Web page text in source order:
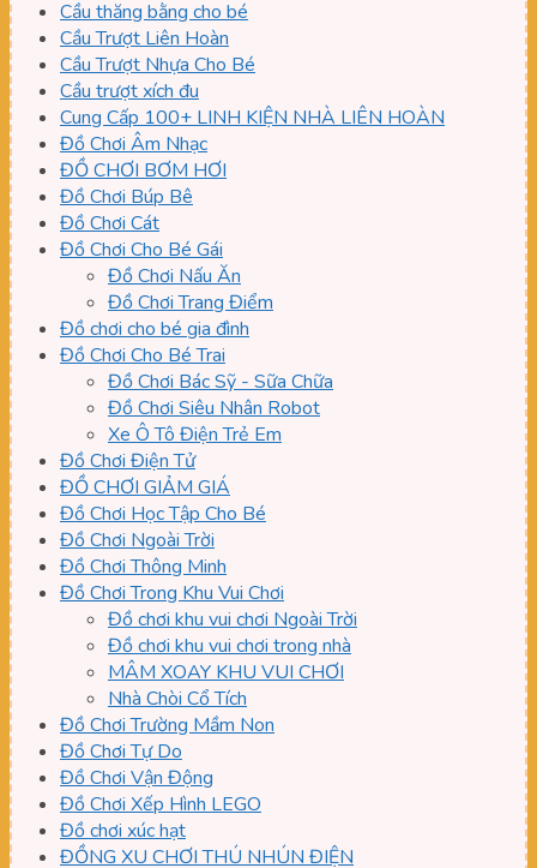
Cầu thăng bằng cho bé
Cầu Trượt Liên Hoàn
Cầu Trượt Nhựa Cho Bé
Cầu trượt xích đu
Cung Cấp 100+ LINH KIỆN NHÀ LIÊN HOÀN
Đồ Chơi Âm Nhạc
ĐỒ CHƠI BƠM HƠI
Đồ Chơi Búp Bê
Đồ Chơi Cát
Đồ Chơi Cho Bé Gái
Đồ Chơi Nấu Ăn
Đồ Chơi Trang Điểm
Đồ chơi cho bé gia đình
Đồ Chơi Cho Bé Trai
Đồ Chơi Bác Sỹ - Sữa Chữa
Đồ Chơi Siêu Nhân Robot
Xe Ô Tô Điện Trẻ Em
Đồ Chơi Điện Tử
ĐỒ CHƠI GIẢM GIÁ
Đồ Chơi Học Tập Cho Bé
Đồ Chơi Ngoài Trời
Đồ Chơi Thông Minh
Đồ Chơi Trong Khu Vui Chơi
Đồ chơi khu vui chơi Ngoài Trời
Đồ chơi khu vui chơi trong nhà
MÂM XOAY KHU VUI CHƠI
Nhà Chòi Cổ Tích
Đồ Chơi Trường Mầm Non
Đồ Chơi Tự Do
Đồ Chơi Vận Động
Đồ Chơi Xếp Hình LEGO
Đồ chơi xúc hạt
ĐỒNG XU CHƠI THÚ NHÚN ĐIỆN